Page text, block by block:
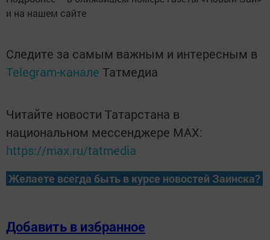
и на нашем сайте
Следите за самым важным и интересным в
Telegram-канале Татмедиа
Читайте новости Татарстана в
национальном мессенджере MАХ:
https://max.ru/tatmedia
Желаете всегда быть в курсе новостей Заинска?
Добавить в избранное